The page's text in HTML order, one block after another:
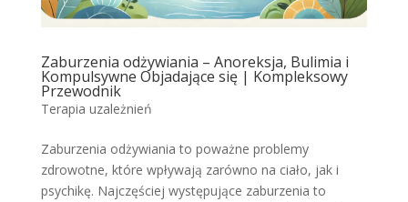
Zaburzenia odżywiania – Anoreksja, Bulimia i
Kompulsywne Objadające się | Kompleksowy
Przewodnik
Terapia uzależnień
Zaburzenia odżywiania to poważne problemy
zdrowotne, które wpływają zarówno na ciało, jak i
psychikę. Najczęściej występujące zaburzenia to